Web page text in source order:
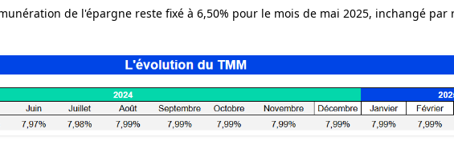
de l'épargne reste fixé à 6,50% pour le mois de mai 2025, inchangé par